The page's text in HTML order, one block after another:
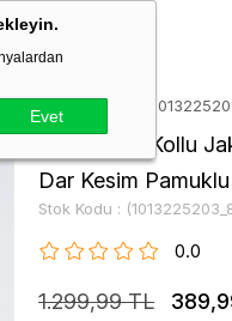
Evet
Sweatshirt
Taba Uzun Kollu
Dar Kesim
Stok Kodu
0.0
1.299,99 TL